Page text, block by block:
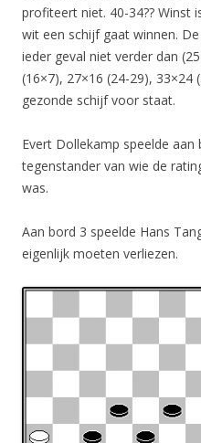
profiteert niet. 40-34?? Winst
wit een schijf gaat winnen.
ieder geval niet verder dan
(16×7), 27×16 (24-29), 33×24
gezonde schijf voor staat.
Evert Dollekamp speelde
tegenstander van wie de
was.
Aan bord 3 speelde Hans
eigenlijk moeten verliezen.